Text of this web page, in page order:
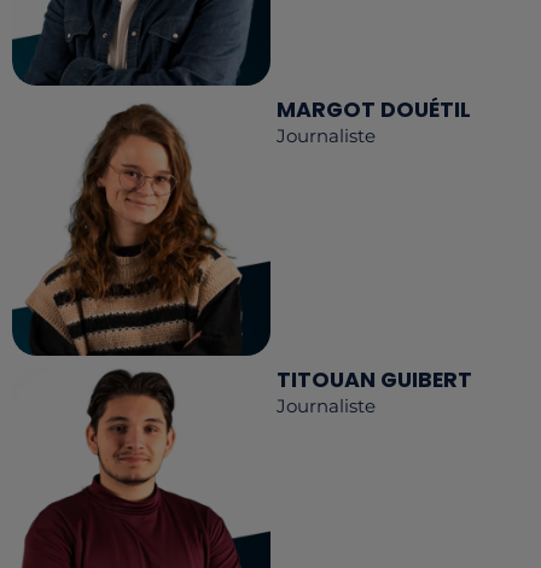
MARGOT DOUÉTIL
Journaliste
TITOUAN GUIBERT
Journaliste